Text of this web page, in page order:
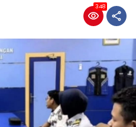
348